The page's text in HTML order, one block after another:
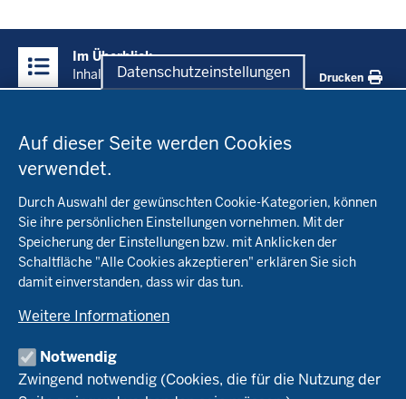
Datenschutzeinstellungen
Auf dieser Seite werden Cookies
verwendet.
Durch Auswahl der gewünschten Cookie-Kategorien, können
Sie ihre persönlichen Einstellungen vornehmen. Mit der
Speicherung der Einstellungen bzw. mit Anklicken der
Schaltfläche "Alle Cookies akzeptieren" erklären Sie sich
damit einverstanden, dass wir das tun.
Weitere Informationen
Notwendig
Zwingend notwendig (Cookies, die für die Nutzung der
Inhalte
Im Überblick
Inhalt
Drucken
in
der
Fachinfo
Öko-Modellregionen NRW
Pflanzenbau
Tierhaltung
Markt
Umstellung
Recht
Beratung
Landwirtschaftskammer NRW
Bioland
Naturland
Versuche
Leitbetriebe Ökologischer Landbau
Versuchsbetriebe
WRRL-Modellbetriebe
Kontakte Versuchswesen
Aktuelles
Forschung